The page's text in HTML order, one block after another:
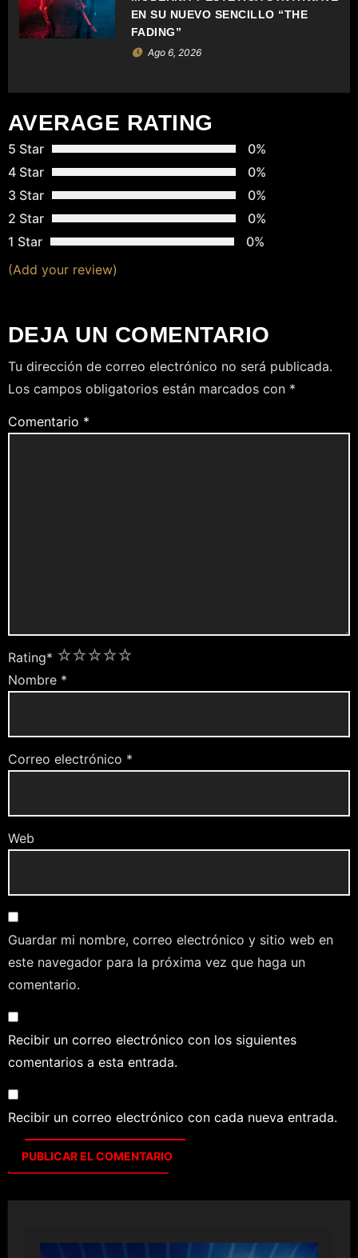
R
A
S
EN SU NUEVO SENCILLO “THE
FADING”
Ago 6, 2026
AVERAGE RATING
5 Star
0%
4 Star
0%
3 Star
0%
2 Star
0%
1 Star
0%
(Add your review)
DEJA UN COMENTARIO
Tu dirección de correo electrónico no será publicada.
Los campos obligatorios están marcados con *
Comentario *
Rating* 5
4
3
2
1
Nombre *
Correo electrónico *
Web
Guardar mi nombre, correo electrónico y sitio web en
este navegador para la próxima vez que haga un
comentario.
Recibir un correo electrónico con los siguientes
comentarios a esta entrada.
Recibir un correo electrónico con cada nueva entrada.